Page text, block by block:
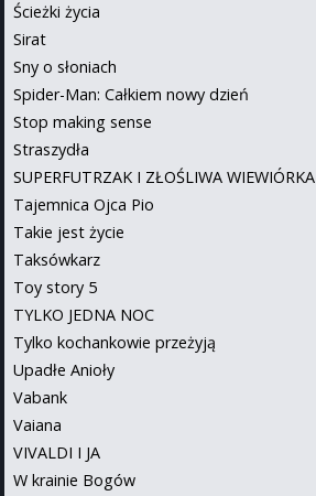
Ścieżki życia
Sirat
Sny o słoniach
Spider-Man: Całkiem nowy dzień
Stop making sense
Straszydła
SUPERFUTRZAK I ZŁOŚLIWA WIEWIÓRKA
Tajemnica Ojca Pio
Takie jest życie
Taksówkarz
Toy story 5
TYLKO JEDNA NOC
Tylko kochankowie przeżyją
Upadłe Anioły
Vabank
Vaiana
VIVALDI I JA
W krainie Bogów